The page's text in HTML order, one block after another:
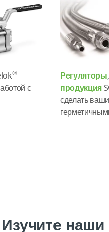
®
с
Регуляторы,
продукция
сделать
Изучите